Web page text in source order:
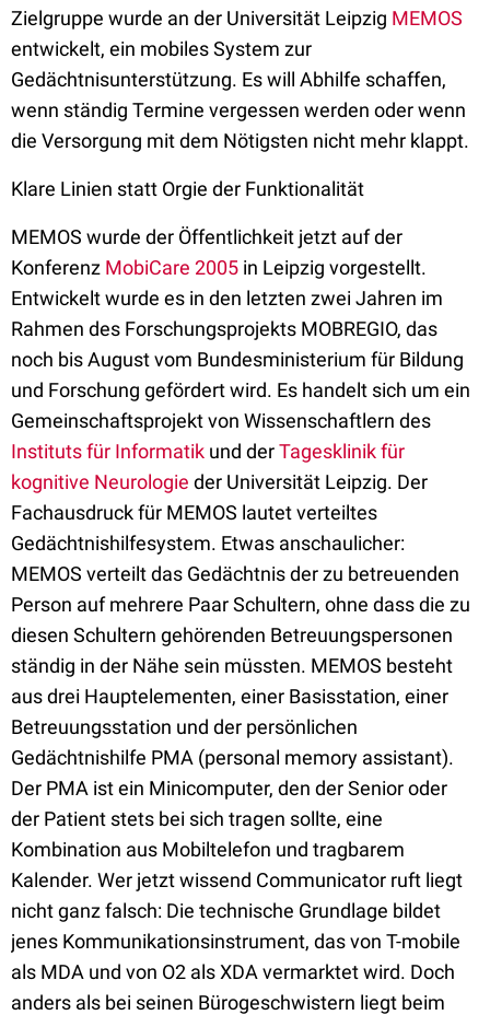
Zielgruppe wurde an der Universität Leipzig MEMOS
entwickelt, ein mobiles System zur
Gedächtnisunterstützung. Es will Abhilfe schaffen,
wenn ständig Termine vergessen werden oder wenn
die Versorgung mit dem Nötigsten nicht mehr klappt.
Klare Linien statt Orgie der Funktionalität
MEMOS wurde der Öffentlichkeit jetzt auf der
Konferenz MobiCare 2005 in Leipzig vorgestellt.
Entwickelt wurde es in den letzten zwei Jahren im
Rahmen des Forschungsprojekts MOBREGIO, das
noch bis August vom Bundesministerium für Bildung
und Forschung gefördert wird. Es handelt sich um ein
Gemeinschaftsprojekt von Wissenschaftlern des
Instituts für Informatik und derTagesklinik für
kognitive Neurologie der Universität Leipzig. Der
Fachausdruck für MEMOS lautet verteiltes
Gedächtnishilfesystem. Etwas anschaulicher:
MEMOS verteilt das Gedächtnis der zu betreuenden
Person auf mehrere Paar Schultern, ohne dass die zu
diesen Schultern gehörenden Betreuungspersonen
ständig in der Nähe sein müssten. MEMOS besteht
aus drei Hauptelementen, einer Basisstation, einer
Betreuungsstation und der persönlichen
Gedächtnishilfe PMA (personal memory assistant).
Der PMA ist ein Minicomputer, den der Senior oder
der Patient stets bei sich tragen sollte, eine
Kombination aus Mobiltelefon und tragbarem
Kalender. Wer jetzt wissend Communicator ruft liegt
nicht ganz falsch: Die technische Grundlage bildet
jenes Kommunikationsinstrument, das von T-mobile
als MDA und von O2 als XDA vermarktet wird. Doch
anders als bei seinen Bürogeschwistern liegt beim